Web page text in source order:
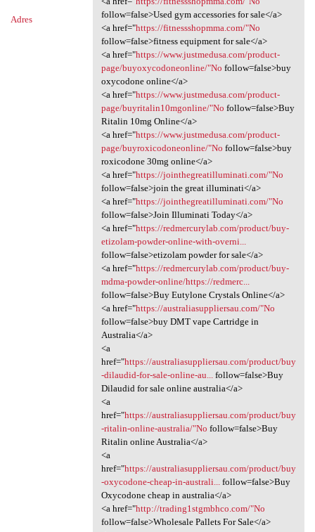
Adres
follow=false>Used gym accessories for sale</a>
<a href="https://fitnessshopmma.com/"No
follow=false>fitness equipment for sale</a>
<a href="https://www.justmedusa.com/product-
page/buyoxycodoneonline/"No follow=false>buy
oxycodone online</a>
<a href="https://www.justmedusa.com/product-
page/buyritalin10mgonline/"No follow=false>Buy
Ritalin 10mg Online</a>
<a href="https://www.justmedusa.com/product-
page/buyroxicodoneonline/"No follow=false>buy
roxicodone 30mg online</a>
<a href="https://jointhegreatilluminati.com/"No
follow=false>join the great illuminati</a>
<a href="https://jointhegreatilluminati.com/"No
follow=false>Join Illuminati Today</a>
<a href="https://redmercurylab.com/product/buy-
etizolam-powder-online-with-overni...
follow=false>etizolam powder for sale</a>
<a href="https://redmercurylab.com/product/buy-
mdma-powder-online/https://redmerc...
follow=false>Buy Eutylone Crystals Online</a>
<a href="https://australiasuppliersau.com/"No
follow=false>buy DMT vape Cartridge in
Australia</a>
<a
href="https://australiasuppliersau.com/product/buy
-dilaudid-for-sale-online-au...follow=false>Buy
Dilaudid for sale online australia</a>
<a
href="https://australiasuppliersau.com/product/buy
-ritalin-online-australia/"No follow=false>Buy
Ritalin online Australia</a>
<a
href="https://australiasuppliersau.com/product/buy
-oxycodone-cheap-in-australi...follow=false>Buy
Oxycodone cheap in australia</a>
<a href="http://trading1stgmbhco.com/"No
follow=false>Wholesale Pallets For Sale</a>